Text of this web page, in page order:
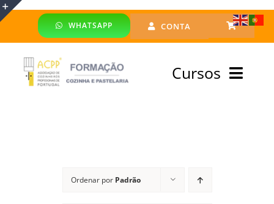
Skip
WHATSAPP CONTA
Cursos
Ordenar por Padrão